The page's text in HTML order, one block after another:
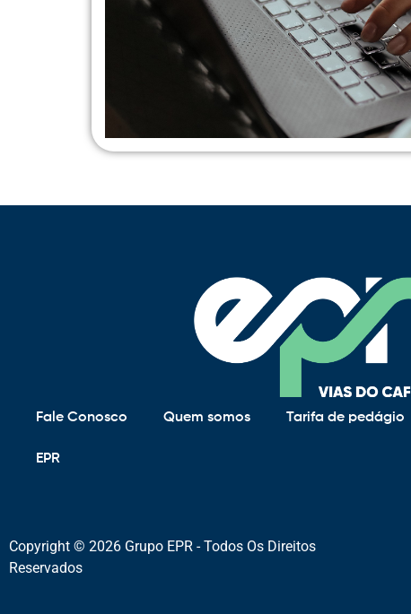
Fale Conosco Quem somos Tarifa de pedágio
EPR
Copyright © 2026 Grupo EPR - Todos Os Direitos
Reservados